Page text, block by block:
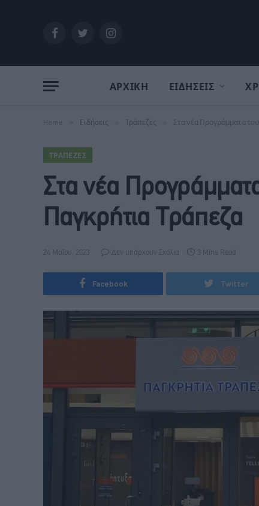
FacebookTwitterInstagram
ΑΡΧΙΚΗ ΕΙΔΗΣΕΙΣ
Home Ειδήσεις Τράπεζες Στα νέα Προγράμματα
ΤΡΆΠΕΖΕΣ
Στα νέα
Παγκρήτια Τράπεζα
24 Μαΐου, 2023 Δεν υπάρχουν Σχόλια 3 Mins Read
Facebook Twitter